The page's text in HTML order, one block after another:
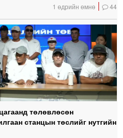
1 өдрийн өмнө 44
төлөвлөсөн
станцын төслийг нутгийн